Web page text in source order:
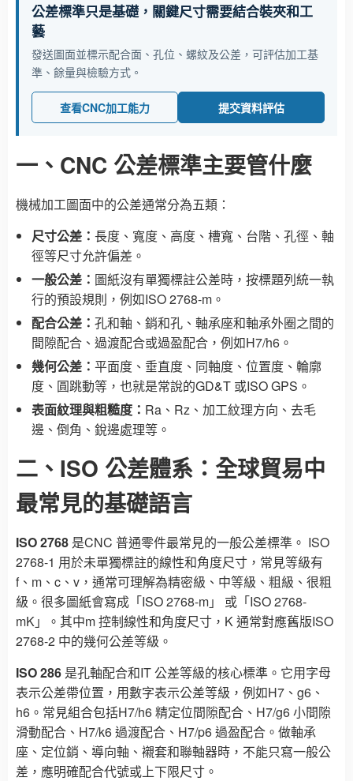
公差標準只是基礎，關鍵尺寸需要結合裝夾和工
藝
發送圖面並標示配合面、孔位、螺紋及公差，可評估加工基
準、餘量與檢驗方式。
查看CNC加工能力 提交資料評估
一、CNC 公差標準主要管什麼
機械加工圖面中的公差通常分為五類：
尺寸公差： 長度、寬度、高度、槽寬、台階、孔徑、軸
徑等尺寸允許偏差。
一般公差： 圖紙沒有單獨標註公差時，按標題列統一執
行的預設規則，例如ISO 2768-m。
配合公差： 孔和軸、銷和孔、軸承座和軸承外圈之間的
間隙配合、過渡配合或過盈配合，例如H7/h6。
幾何公差： 平面度、垂直度、同軸度、位置度、輪廓
度、圓跳動等，也就是常說的GD&T 或ISO GPS。
表面紋理與粗糙度： Ra、Rz、加工紋理方向、去毛
邊、倒角、銳邊處理等。
二、ISO 公差體系：全球貿易中
最常見的基礎語言
ISO 2768 是CNC 普通零件最常見的一般公差標準。 ISO
2768-1 用於未單獨標註的線性和角度尺寸，常見等級有
f、m、c、v，通常可理解為精密級、中等級、粗級、很粗
級。很多圖紙會寫成「ISO 2768-m」 或「ISO 2768-
mK」。其中m 控制線性和角度尺寸，K 通常對應舊版ISO
2768-2 中的幾何公差等級。
ISO 286 是孔軸配合和IT 公差等級的核心標準。它用字母
表示公差帶位置，用數字表示公差等級，例如H7、g6、
h6。常見組合包括H7/h6 精定位間隙配合、H7/g6 小間隙
滑動配合、H7/k6 過渡配合、H7/p6 過盈配合。做軸承
座、定位銷、導向軸、襯套和聯軸器時，不能只寫一般公
差，應明確配合代號或上下限尺寸。